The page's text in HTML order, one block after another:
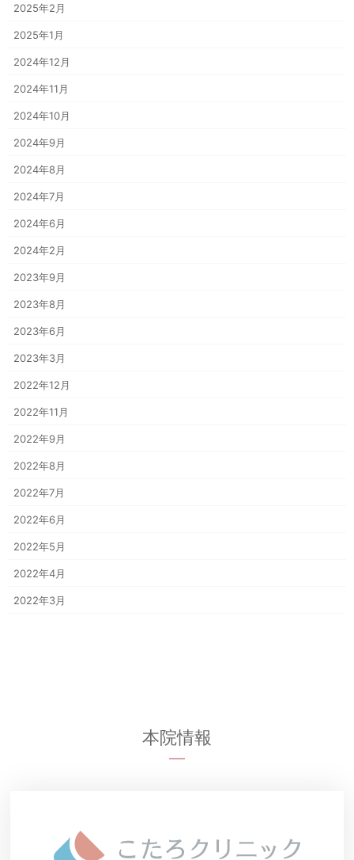
2025年2月
2025年1月
2024年12月
2024年11月
2024年10月
2024年9月
2024年8月
2024年7月
2024年6月
2024年2月
2023年9月
2023年8月
2023年6月
2023年3月
2022年12月
2022年11月
2022年9月
2022年8月
2022年7月
2022年6月
2022年5月
2022年4月
2022年3月
本院情報